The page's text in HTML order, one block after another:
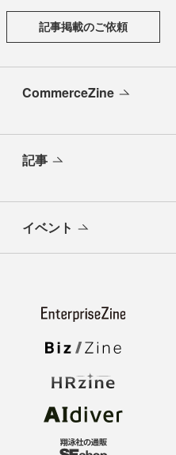
記事掲載のご依頼
CommerceZine
記事
イベント